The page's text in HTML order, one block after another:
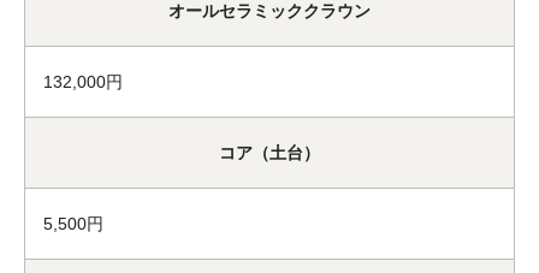
オールセラミッククラウン
132,000円
コア（土台）
5,500円